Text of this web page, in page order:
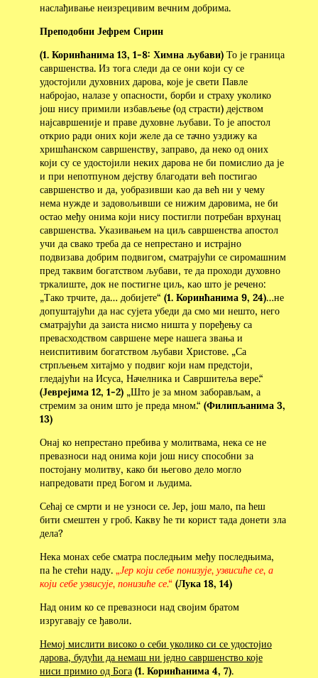
наслађивање неизрецивим вечним добрима.
Преподобни Јефрем Сирин
(1. Коринћанима 13, 1-8: Химна љубави)То је граница
савршенства. Из тога следи да се они који су се
удостојили духовних дарова, које је свети Павле
набројао, налазе у опасности, борби и страху уколико
још нису примили избављење (од страсти) дејством
најсавршеније и праве духовне љубави. То је апостол
открио ради оних који желе да се тачно уздижу ка
хришћанском савршенству, заправо, да неко од оних
који су се удостојили неких дарова не би помислио да је
и при непотпуном дејству благодати већ постигао
савршенство и да, уобразивши као да већ ни у чему
нема нужде и задовољивши се нижим даровима, не би
остао међу онима који нису постигли потребан врхунац
савршенства. Указивањем на циљ савршенства апостол
учи да свако треба да се непрестано и истрајно
подвизава добрим подвигом, сматрајући се сиромашним
пред таквим богатством љубави, те да проходи духовно
тркалиште, док не постигне циљ, као што је речено:
„Тако трчите, да… добијете“ (1. Коринћанима 9, 24)…не
допуштајући да нас сујета убеди да смо ми нешто, него
сматрајући да заиста нисмо ништа у поређењу са
превасходством савршене мере нашега звања и
неиспитивим богатством љубави Христове. „Са
стрпљењем хитајмо у подвиг који нам предстоји,
гледајући на Исуса, Начелника и Савршитеља вере.“
(Јеврејима 12, 1-2)„Што је за мном заборављам, а
стремим за оним што је преда мном.“ (Филипљанима 3,
13)
Онај ко непрестано пребива у молитвама, нека се не
превазноси над онима који још нису способни за
постојану молитву, како би његово дело могло
напредовати пред Богом и људима.
Сећај се смрти и не узноси се. Јер, још мало, па ћеш
бити смештен у гроб. Какву ће ти корист тада донети зла
дела?
Нека монах себе сматра последњим међу последњима,
па ће стећи наду. „Јер који себе понизује, узвисиће се, а
који себе узвисује, понизиће се.“ (Лука 18, 14)
Над оним ко се превазноси над својим братом
изругавају се ђаволи.
Немој мислити високо о себи уколико си се удостојио
дарова, будући да немаш ни једно савршенство које
ниси примио од Бога (1. Коринћанима 4, 7).